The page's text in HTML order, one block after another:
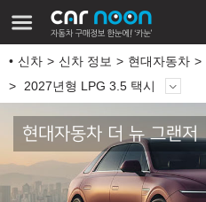
신차 신차 정보 현대자동차
2027년형 LPG 3.5 택시
현대자동차 더 뉴 그랜저